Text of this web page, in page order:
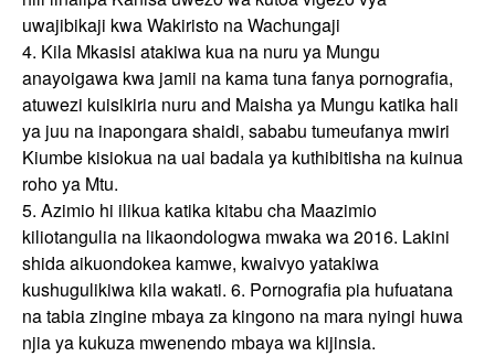
uwajibikaji kwa Wakiristo na Wachungaji
4. Kila Mkasisi atakiwa kua na nuru ya Mungu
anayoigawa kwa jamii na kama tuna fanya pornografia,
atuwezi kuisikiria nuru and Maisha ya Mungu katika hali
ya juu na inapongara shaidi, sababu tumeufanya mwiri
Kiumbe kisiokua na uai badala ya kuthibitisha na kuinua
roho ya Mtu.
5. Azimio hi ilikua katika kitabu cha Maazimio
kiliotangulia na likaondologwa mwaka wa 2016. Lakini
shida aikuondokea kamwe, kwaivyo yatakiwa
kushugulikiwa kila wakati. 6. Pornografia pia hufuatana
na tabia zingine mbaya za kingono na mara nyingi huwa
njia ya kukuza mwenendo mbaya wa kijinsia.